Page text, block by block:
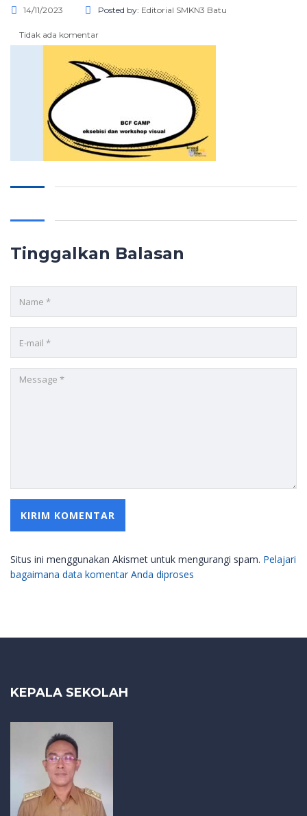
14/11/2023 Posted by: Editorial SMKN3 Batu
Tidak ada komentar
Tinggalkan Balasan
Situs ini menggunakan Akismet untuk mengurangi spam. Pelajari
bagaimana data komentar Anda diproses
KEPALA SEKOLAH